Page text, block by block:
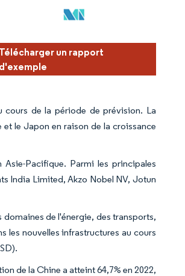
Télécharger un rapport
d'exemple
cours de la période de prévision. La
le Japon en raison de la croissance
Pacifique. Parmi les principales
India Limited, Akzo Nobel NV, Jotun
de l'énergie, des transports,
les nouvelles infrastructures au cours
de la Chine a atteint 64,7% en 2022,